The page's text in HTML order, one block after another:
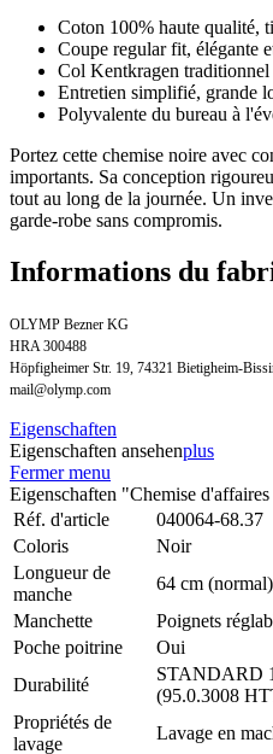
Coton 100% haute qualité,
Coupe regular fit, élégante
Col Kentkragen
Entretien simplifié, grande
Polyvalente du bureau à
Portez cette chemise noire avec
importants. Sa conception
tout au long de la journée. Un
garde-robe sans compromis.
Informations du
OLYMP Bezner KG
HRA 300488
Höpfigheimer Str. 19, 74321 Bietigheim-
mail@olymp.com
Eigenschaften
Eigenschaften ansehenplus
Fermer menu
Eigenschaften "Chemise
Réf. d'article
040064-68.37
Coloris
Noir
Longueur de
manche
64 cm (normal)
Manchette
Poignets
Poche poitrine
Oui
Durabilité
STANDARD
(95.0.3008
Propriétés de
lavage
Lavage en